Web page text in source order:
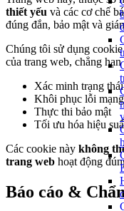
thiết yếu và các cơ chế
đúng đắn, bảo mật và
Chúng tôi sử dụng
của trang web, chẳng
Xác minh trạng
Khôi phục lỗi mạng
Thực thi bảo mật
Tối ưu hóa hiệu
Các cookie này không
trang web hoạt động
Báo cáo &